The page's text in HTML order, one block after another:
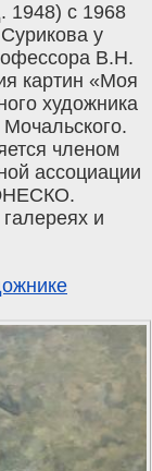
1948) с 1968
у
В.Н.
картин «Моя
художника
членом
ассоциации
и